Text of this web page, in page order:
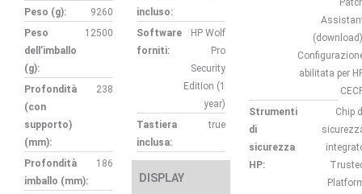
Peso (g):
9260
Peso
dell’imballo
(g):
12500
Profondità
(con
supporto)
(mm):
238
Profondità
imballo (mm):
186
incluso:
Software
forniti:
HP Wolf
Pro
Security
Edition (1
year)
Tastiera
inclusa:
true
DISPLAY
abilitata per
Strumenti
di
sicurezza
HP:
Chip